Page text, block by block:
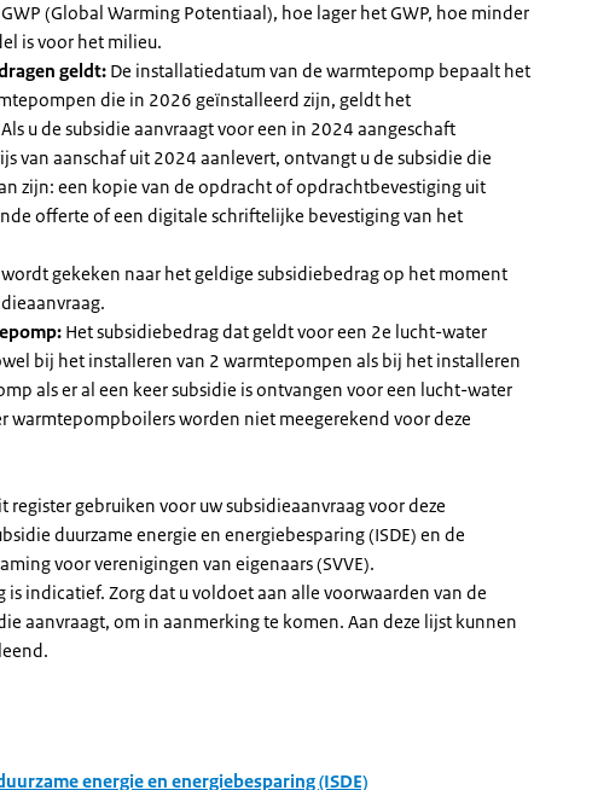
(Global Warming Potentiaal), hoe lager het GWP, hoe minder
is voor het milieu.
geldt: De installatiedatum van de warmtepomp bepaalt het
die in 2026 geïnstalleerd zijn, geldt het
u de subsidie aanvraagt voor een in 2024 aangeschaft
van aanschaf uit 2024 aanlevert, ontvangt u de subsidie die
zijn: een kopie van de opdracht of opdrachtbevestiging uit
offerte of een digitale schriftelijke bevestiging van het
gekeken naar het geldige subsidiebedrag op het moment
Het subsidiebedrag dat geldt voor een 2e lucht-water
bij het installeren van 2 warmtepompen als bij het installeren
als er al een keer subsidie is ontvangen voor een lucht-water
warmtepompboilers worden niet meegerekend voor deze
register gebruiken voor uw subsidieaanvraag voor deze
duurzame energie en energiebesparing (ISDE) en de
voor verenigingen van eigenaars (SVVE).
is indicatief. Zorg dat u voldoet aan alle voorwaarden van de
aanvraagt, om in aanmerking te komen. Aan deze lijst kunnen
energie en energiebesparing (ISDE)